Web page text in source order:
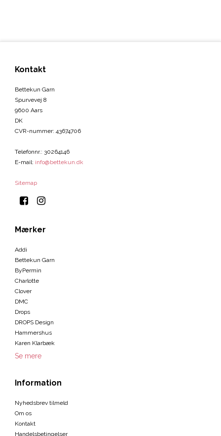
Kontakt
Bettekun Garn
Spurvevej 8
9600 Aars
DK
CVR-nummer: 43674706
Telefonnr.: 30264146
E-mail: info@bettekun.dk
Sitemap
Mærker
Addi
Bettekun Garn
ByPermin
Charlotte
Clover
DMC
Drops
DROPS Design
Hammershus
Karen Klarbæk
Se mere
Information
Nyhedsbrev tilmeld
Om os
Kontakt
Handelsbetingelser